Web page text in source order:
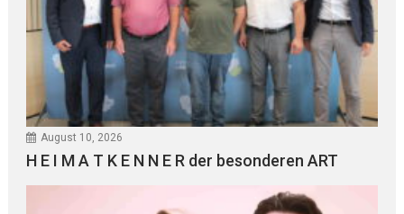
August 10, 2026
H E I M A T K E N N E R der besonderen ART